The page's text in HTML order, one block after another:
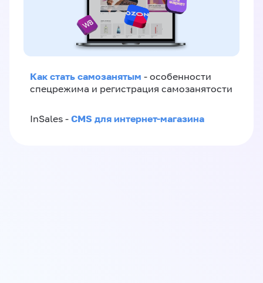
Как стать самозанятым - особенности
спецрежима и регистрация самозанятости
InSales - CMS для интернет-магазина